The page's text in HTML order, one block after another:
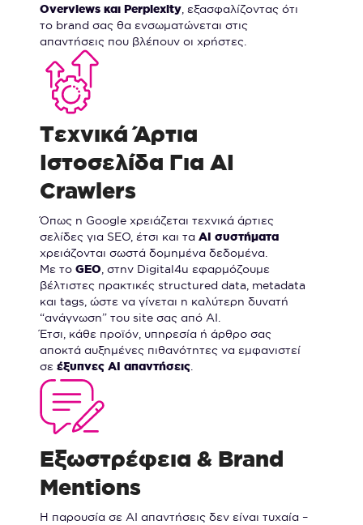
Overviews και Perplexity , εξασφαλίζοντας ότι
το brand σας θα ενσωματώνεται στις
απαντήσεις που βλέπουν οι χρήστες.
Τεχνικά Άρτια
Ιστοσελίδα Για AI
Crawlers
Όπως η Google χρειάζεται τεχνικά άρτιες
σελίδες για SEO, έτσι και τα AI συστήματα
χρειάζονται σωστά δομημένα δεδομένα.
Με το GEO , στην Digital4u εφαρμόζουμε
βέλτιστες πρακτικές structured data, metadata
και tags, ώστε να γίνεται η καλύτερη δυνατή
“ανάγνωση” του site σας από AI.
Έτσι, κάθε προϊόν, υπηρεσία ή άρθρο σας
αποκτά αυξημένες πιθανότητες να εμφανιστεί
σε έξυπνες AI απαντήσεις
Εξωστρέφεια & Brand
Mentions
Η παρουσία σε AI απαντήσεις δεν είναι τυχαία –